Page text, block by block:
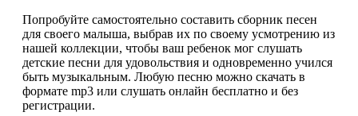
Попробуйте самостоятельно составить сборник песен
для своего малыша, выбрав их по своему усмотрению из
нашей коллекции, чтобы ваш ребенок мог слушать
детские песни для удовольствия и одновременно учился
быть музыкальным. Любую песню можно скачать в
формате mp3 или слушать онлайн бесплатно и без
регистрации.